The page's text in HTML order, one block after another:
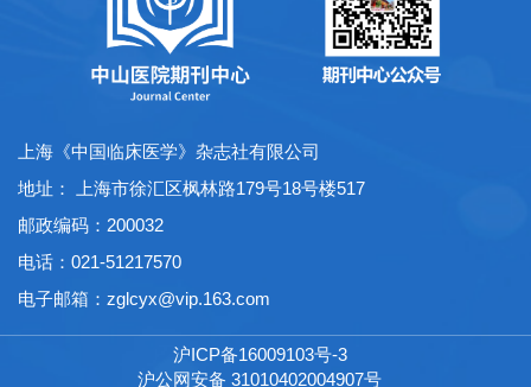
上海《中国临床医学》杂志社有限公司
地址： 上海市徐汇区枫林路179号18号楼517
邮政编码：200032
电话：021-51217570
电子邮箱： zglcyx@vip.163.com
沪ICP备16009103号-3
沪公网安备 31010402004907号